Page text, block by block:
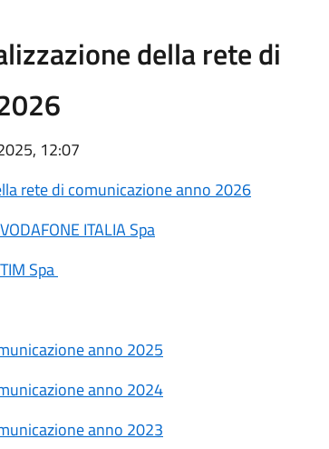
della rete di
12:07
rete di comunicazione anno 2026
ITALIA Spa
Spa
anno 2025
anno 2024
anno 2023